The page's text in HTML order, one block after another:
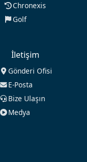
Chronexis
Golf
İletişim
Gönderi Ofisi
E-Posta
Bize Ulaşın
Medya